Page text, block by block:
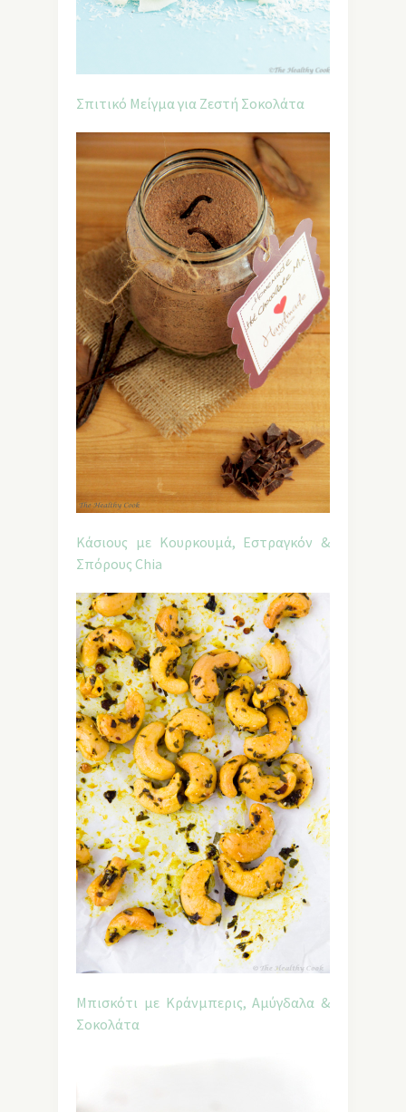
Σπιτικό Μείγμα για Ζεστή Σοκολάτα
Κάσιους με Κουρκουμά, Εστραγκόν &
Σπόρους Chia
Μπισκότι με Κράνμπερις, Αμύγδαλα &
Σοκολάτα